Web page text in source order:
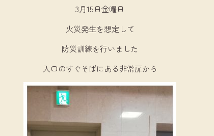
3月15日金曜日
火災発生を想定して
防災訓練を行いました
入口のすぐそばにある非常扉から